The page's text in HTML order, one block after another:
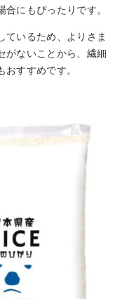
にもぴったりです。
ているため、よりさま
がないことから、繊細
すすめです。